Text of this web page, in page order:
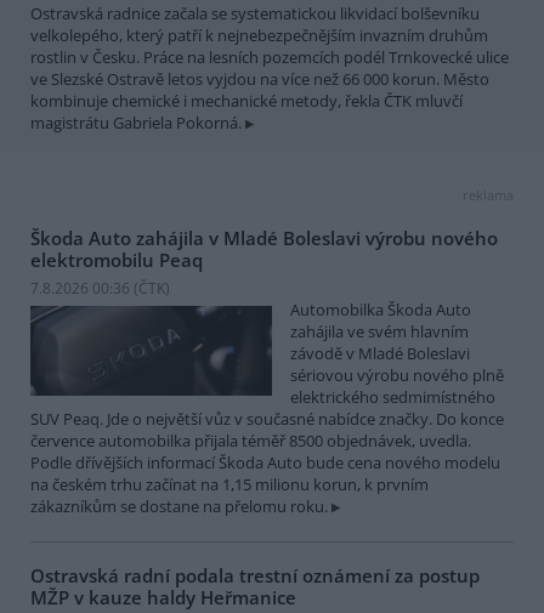
Ostravská radnice začala se systematickou likvidací bolševníku
velkolepého, který patří k nejnebezpečnějším invazním druhům
rostlin v Česku. Práce na lesních pozemcích podél Trnkovecké ulice
ve Slezské Ostravě letos vyjdou na více než 66 000 korun. Město
kombinuje chemické i mechanické metody, řekla ČTK mluvčí
magistrátu Gabriela Pokorná.
reklama
Škoda Auto zahájila v Mladé Boleslavi výrobu nového
elektromobilu Peaq
7.8.2026 00:36 (ČTK)
Automobilka Škoda Auto
zahájila ve svém hlavním
závodě v Mladé Boleslavi
sériovou výrobu nového plně
elektrického sedmimístného
SUV Peaq. Jde o největší vůz v současné nabídce značky. Do konce
července automobilka přijala téměř 8500 objednávek, uvedla.
Podle dřívějších informací Škoda Auto bude cena nového modelu
na českém trhu začínat na 1,15 milionu korun, k prvním
zákazníkům se dostane na přelomu roku.
Ostravská radní podala trestní oznámení za postup
MŽP v kauze haldy Heřmanice